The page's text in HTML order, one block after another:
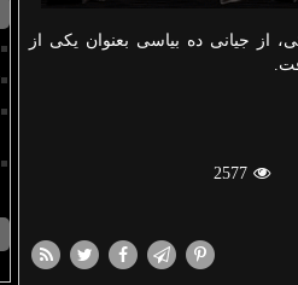
از جیانی ده بیاسی بعنوان یكی از
2577